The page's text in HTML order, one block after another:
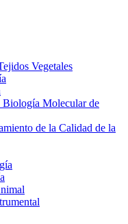
Vegetales
Molecular de
de la Calidad de la